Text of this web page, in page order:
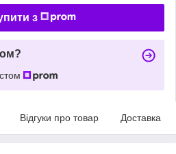
з
Відгуки про товар Доставка